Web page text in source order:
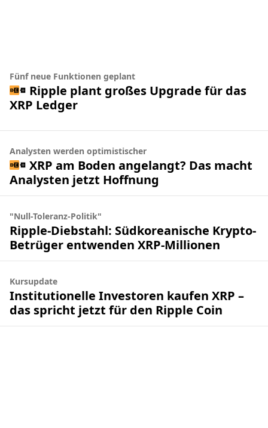
Fünf neue Funktionen geplant
Ripple plant großes Upgrade für das
XRP Ledger
Analysten werden optimistischer
XRP am Boden angelangt? Das macht
Analysten jetzt Hoffnung
"Null-Toleranz-Politik"
Ripple-Diebstahl: Südkoreanische Krypto-
Betrüger entwenden XRP-Millionen
Kursupdate
Institutionelle Investoren kaufen XRP –
das spricht jetzt für den Ripple Coin